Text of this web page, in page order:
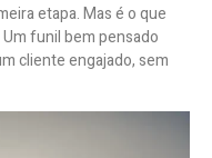
etapa. Mas éo que
funil bem pensado
cliente engajado, sem